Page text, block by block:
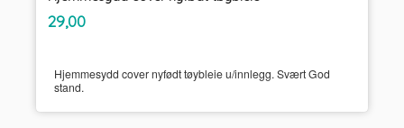
Pris
29,00mva.
Hjemmesydd cover nyfødt tøybleie u/innlegg. Svært God
stand.